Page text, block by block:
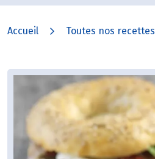
Accueil Toutes nos recettes